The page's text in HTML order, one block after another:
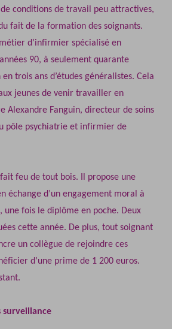
conditions de travail peu attractives,
fait de la formation des soignants.
d’infirmier spécialisé en
90, à seulement quarante
trois ans d’études généralistes. Cela
jeunes de venir travailler en
Alexandre Fanguin, directeur de soins
pôle psychiatrie et infirmier de
feu de tout bois. Il propose une
échange d’un engagement moral à
une fois le diplôme en poche. Deux
cette année. De plus, tout soignant
un collègue de rejoindre ces
d’une prime de 1 200 euros.
surveillance